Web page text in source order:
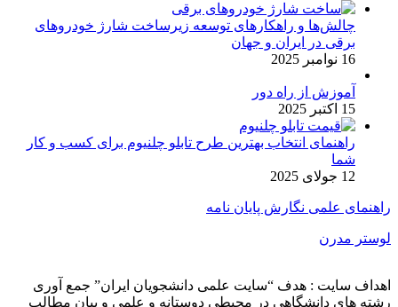
چالش‌ها و راهکارهای توسعه زیرساخت شارژ خودروهای
برقی در ایران و جهان
16 نوامبر 2025
آموزش از راه دور
15 اکتبر 2025
راهنمای انتخاب بهترین طرح تابلو چلنیوم برای کسب و کار
شما
12 جولای 2025
راهنمای علمی نگارش پایان نامه
لوستر مدرن
اهداف سایت : هدف “سایت علمی دانشجویان ایران” جمع آوری
رشته های دانشگاهی در محیطی دوستانه و علمی و بیان مطالب